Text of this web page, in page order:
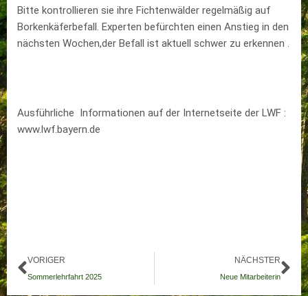
Bitte kontrollieren sie ihre Fichtenwälder regelmäßig auf
Borkenkäferbefall. Experten befürchten einen Anstieg in den
nächsten Wochen,der Befall ist aktuell schwer zu erkennen .
Ausführliche Informationen auf der Internetseite der LWF :
www.lwf.bayern.de
Zurück
VORIGER
Sommerlehrfahrt 2025
NÄCHSTER
Neue Mitarbeiterin